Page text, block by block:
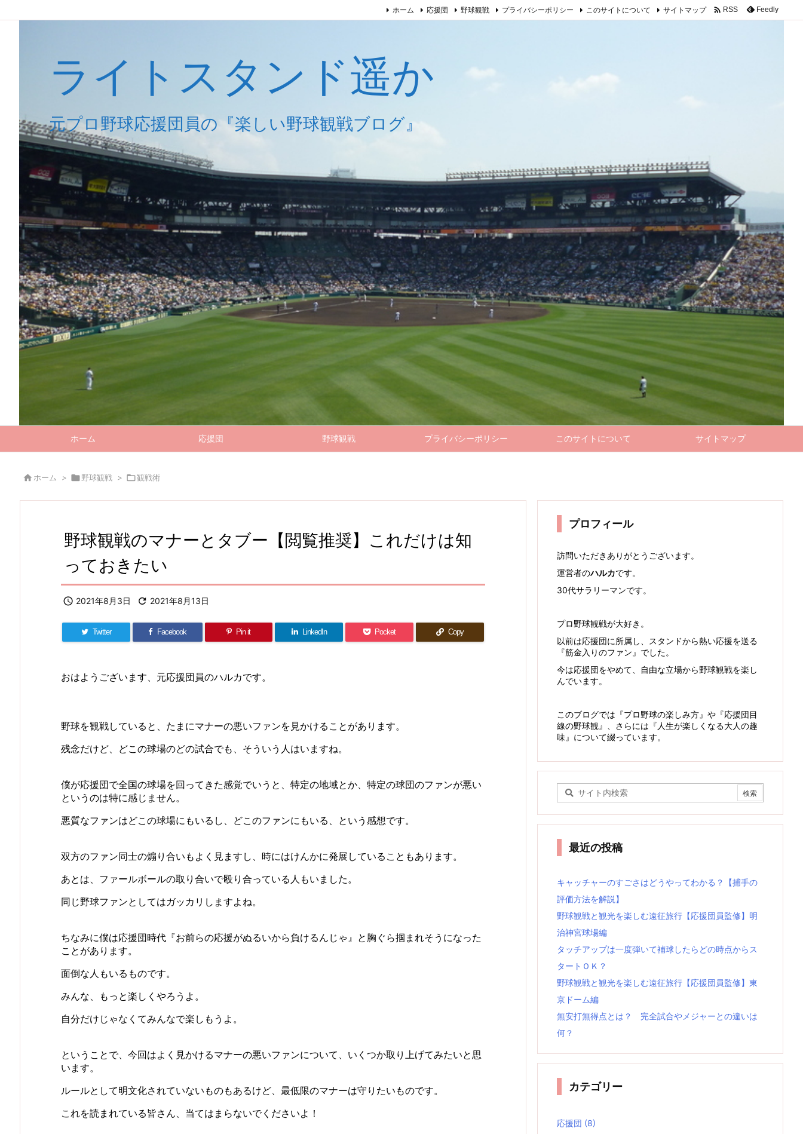
ライトスタンド遥か
元プロ野球応援団員の『楽しい野球観戦ブログ』
ホーム 応援団 野球観戦 プライバシーポリシー このサイトについて サイトマップ
ホーム 応援団 野球観戦 プライバシーポリシー このサイトについて サイトマップ  RSS Feedly
 ホーム > 野球観戦 > 観戦術
野球観戦のマナーとタブー【閲覧推奨】これだけは知
っておきたい
 2021年8月3日  2021年8月13日
Twitter Facebook Pin it LinkedIn Pocket Copy
おはようございます、元応援団員のハルカです。
野球を観戦していると、たまにマナーの悪いファンを見かけることがあります。
残念だけど、どこの球場のどの試合でも、そういう人はいますね。
僕が応援団で全国の球場を回ってきた感覚でいうと、特定の地域とか、特定の球団のファンが悪い
というのは特に感じません。
悪質なファンはどこの球場にもいるし、どこのファンにもいる 、という感想です。
双方のファン同士の煽り合いもよく見ますし、時にはけんかに発展していることもあります。
あとは、ファールボールの取り合いで殴り合っている人もいました。
同じ野球ファンとしてはガッカリしますよね。
ちなみに僕は応援団時代『お前らの応援がぬるいから負けるんじゃ』と胸ぐら掴まれそうになった
ことがあります。
面倒な人もいるものです。
みんな、もっと楽しくやろうよ。
自分だけじゃなくてみんなで楽しもうよ。
ということで、今回はよく見かけるマナーの悪いファンについて、いくつか取り上げてみたいと思
います。
ルールとして明文化されていないものもあるけど、最低限のマナーは守りたいものです。
これを読まれている皆さん、当てはまらないでくださいよ！
プロフィール
訪問いただきありがとうございます。
運営者のハルカです。
30代サラリーマンです。
プロ野球観戦が大好き。
以前は応援団に所属し、スタンドから熱い応援を送る
『筋金入りのファン』でした。
今は応援団をやめて、自由な立場から野球観戦を楽し
んでいます。
このブログでは『プロ野球の楽しみ方』や『応援団目
線の野球観』、さらには『人生が楽しくなる大人の趣
味』について綴っています。
最近の投稿
キャッチャーのすごさはどうやってわかる？【捕手の
評価方法を解説】
野球観戦と観光を楽しむ遠征旅行【応援団員監修】明
治神宮球場編
タッチアップは一度弾いて補球したらどの時点からス
タートＯＫ？
野球観戦と観光を楽しむ遠征旅行【応援団員監修】東
京ドーム編
無安打無得点とは？ 完全試合やメジャーとの違いは
何？
カテゴリー
応援団 (8)